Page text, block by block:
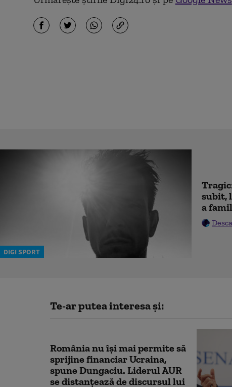
DIGI SPORT
subit,
a
Te-ar putea interesa și:
România nu își mai permite să
sprijine financiar Ucraina,
spune Dungaciu. Liderul AUR
se distanțează de discursul lui